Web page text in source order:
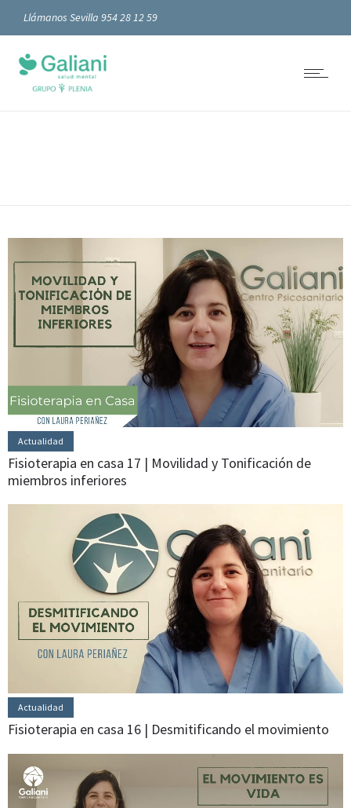
Llámanos Sevilla 954 28 12 59
Actualidad
Fisioterapia en casa 17 | Movilidad y Tonificación de
miembros inferiores
Actualidad
Fisioterapia en casa 16 | Desmitificando el movimiento